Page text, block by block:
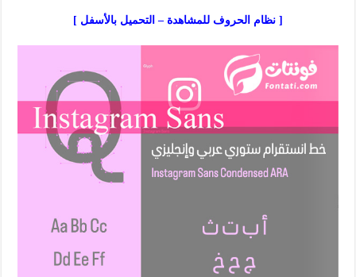
[ نظام الحروف للمشاهدة – التحميل بالأسفل ]